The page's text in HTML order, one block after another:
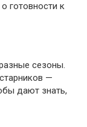
готовности к
сезоны.
—
дают знать,